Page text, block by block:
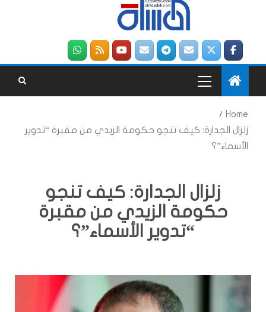
Home
زلزال الجدارة: كيف تنجو حكومة الزيدي من مقبرة “تدوير
الأسماء”؟
زلزال الجدارة: كيف تنجو
حكومة الزيدي من مقبرة
“تدوير الأسماء”؟